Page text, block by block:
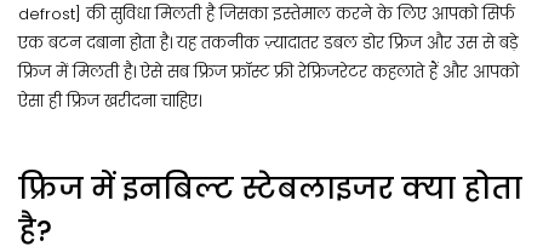
defrost] की सुविधा मिलती है जिसका इस्तेमाल करने के लिए आपको सिर्फ
एक बटन दबाना होता है। यह तकनीक ज़्यादातर डबल डोर फ्रिज और उस से बड़े
फ्रिज में मिलती है। ऐसे सब फ्रिज फ्रॉस्ट फ्री रेफ्रिजरेटर कहलाते हैं और आपको
ऐसा ही फ्रिज खरीदना चाहिए।
फ्रिज में इनबिल्ट स्टेबलाइजर क्या होता
है?